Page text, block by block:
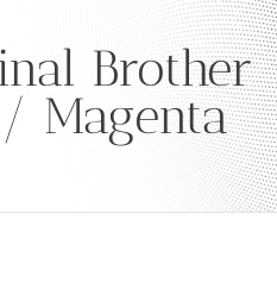
Brother
Magenta